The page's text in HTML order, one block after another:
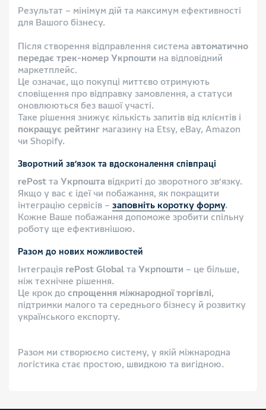
Результат – мінімум дій та максимум ефективності
для Вашого бізнесу.
Після створення відправлення система автоматично
передає трек-номер Укрпошти на відповідний
маркетплейс.
Це означає, що покупці миттєво отримують
сповіщення про відправку замовлення, а статуси
оновлюються без вашої участі.
Таке рішення знижує кількість запитів від клієнтів і
покращує рейтинг магазину на Etsy, eBay, Amazon
чи Shopify.
Зворотний зв’язок та вдосконалення співпраці
rePost та Укрпошта відкриті до зворотного зв’язку.
Якщо у вас є ідеї чи побажання, як покращити
інтеграцію сервісів – заповніть коротку форму.
Кожне Ваше побажання допоможе зробити спільну
роботу ще ефективнішою.
Разом до нових можливостей
Інтеграція rePost Global та Укрпошти – це більше,
ніж технічне рішення.
Це крок до спрощення міжнародної торгівлі,
підтримки малого та середнього бізнесу й розвитку
українського експорту.
Разом ми створюємо систему, у якій міжнародна
логістика стає простою, швидкою та вигідною.